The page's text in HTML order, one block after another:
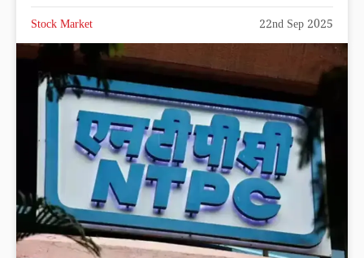
Stock Market 22nd Sep 2025